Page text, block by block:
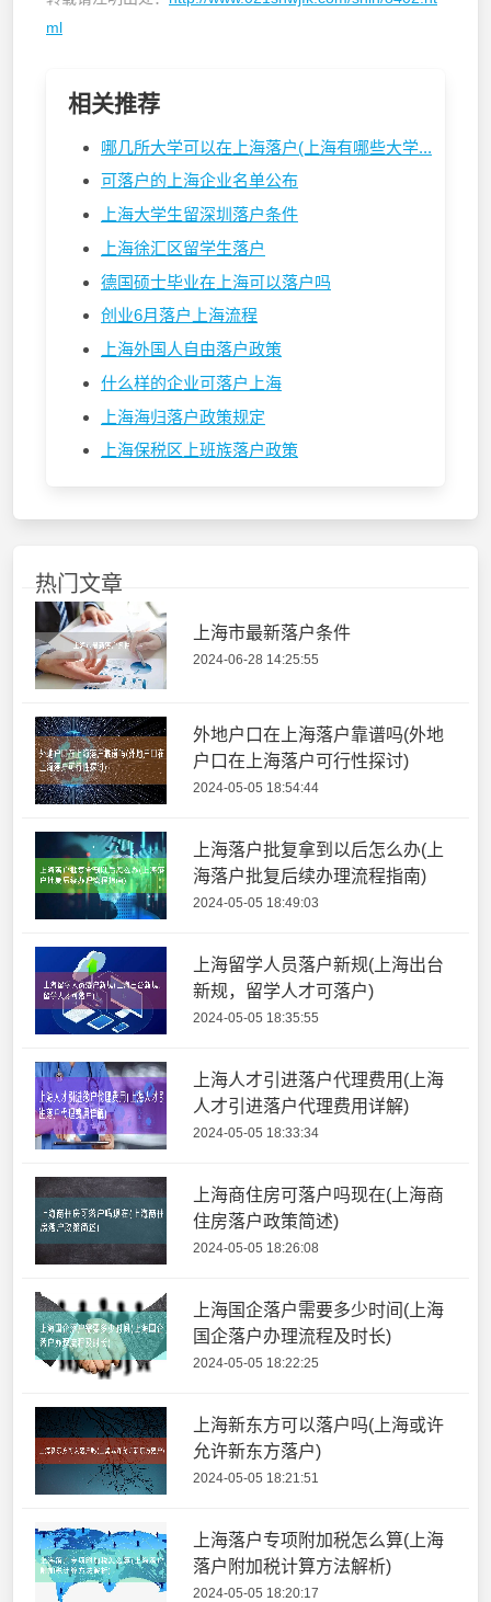
ml
相关推荐
哪几所大学可以在上海落户(上海有哪些大学...
可落户的上海企业名单公布
上海大学生留深圳落户条件
上海徐汇区留学生落户
德国硕士毕业在上海可以落户吗
创业6月落户上海流程
上海外国人自由落户政策
什么样的企业可落户上海
上海海归落户政策规定
上海保税区上班族落户政策
热门文章
上海市最新落户条件
2024-06-28 14:25:55
外地户口在上海落户靠谱吗(外地
户口在上海落户可行性探讨)
2024-05-05 18:54:44
上海落户批复拿到以后怎么办(上
海落户批复后续办理流程指南)
2024-05-05 18:49:03
上海留学人员落户新规(上海出台
新规，留学人才可落户)
2024-05-05 18:35:55
上海人才引进落户代理费用(上海
人才引进落户代理费用详解)
2024-05-05 18:33:34
上海商住房可落户吗现在(上海商
住房落户政策简述)
2024-05-05 18:26:08
上海国企落户需要多少时间(上海
国企落户办理流程及时长)
2024-05-05 18:22:25
上海新东方可以落户吗(上海或许
允许新东方落户)
2024-05-05 18:21:51
上海落户专项附加税怎么算(上海
落户附加税计算方法解析)
2024-05-05 18:20:17